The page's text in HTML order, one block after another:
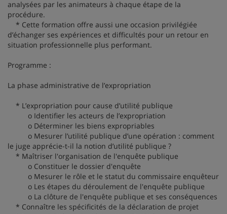
analysées par les animateurs à chaque étape de la
procédure.
* Cette formation offre aussi une occasion privilégiée
d’échanger ses expériences et difficultés pour un retour en
situation professionnelle plus performant.
Programme :
La phase administrative de l’expropriation
* L’expropriation pour cause d’utilité publique
o Identifier les acteurs de l’expropriation
o Déterminer les biens expropriables
o Mesurer l’utilité publique d’une opération : comment
le juge apprécie-t-il la notion d’utilité publique ?
* Maîtriser l'organisation de l'enquête publique
o Constituer le dossier d'enquête
o Mesurer le rôle et le statut du commissaire enquêteur
o Les étapes du déroulement de l'enquête publique
o La clôture de l'enquête publique et ses conséquences
* Connaître les spécificités de la déclaration de projet